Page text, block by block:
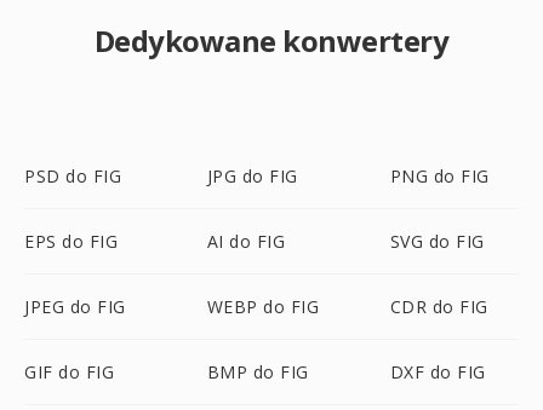
Dedykowane konwertery
PSD do FIG JPG do FIG PNG do FIG
EPS do FIG AI do FIG SVG do FIG
JPEG do FIG WEBP do FIG CDR do FIG
GIF do FIG BMP do FIG DXF do FIG